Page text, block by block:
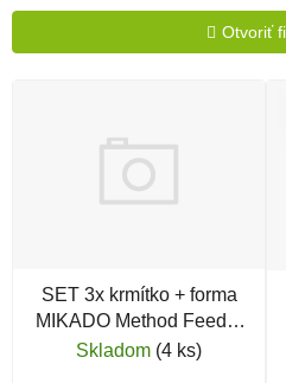
Otvoriť
SET 3x krmítko + forma
MIKADO Method Feeder
Shot Q.M.F. L
Skladom (4 ks)